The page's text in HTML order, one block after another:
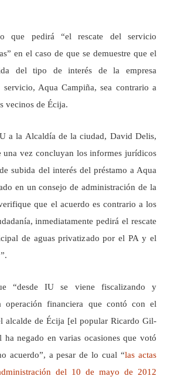
que pedirá “el rescate del servicio
en el caso de que se demuestre que el
del tipo de interés de la empresa
servicio, Aqua Campiña, sea contrario a
vecinos de Écija.
a la Alcaldía de la ciudad, David Delis,
una vez concluyan los informes jurídicos
subida del interés del préstamo a Aqua
en un consejo de administración de la
que el acuerdo es contrario a los
inmediatamente pedirá el rescate
de aguas privatizado por el PA y el
“desde IU se viene fiscalizando y
operación financiera que contó con el
alcalde de Écija [el popular Ricardo Gil-
ha negado en varias ocasiones que votó
acuerdo”, a pesar de lo cual “las actas
del 10 de mayo de 2012